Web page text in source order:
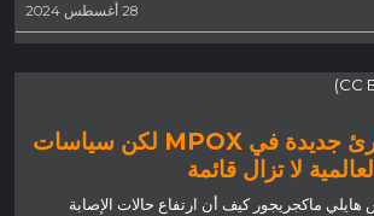
28 أغسطس 2024
إعلان حالة طوارئ جديدة في MPOX لكن سياسات
لا تزال قائمة
ماكجريجور كيف أن ارتفاع حالات الإصابة